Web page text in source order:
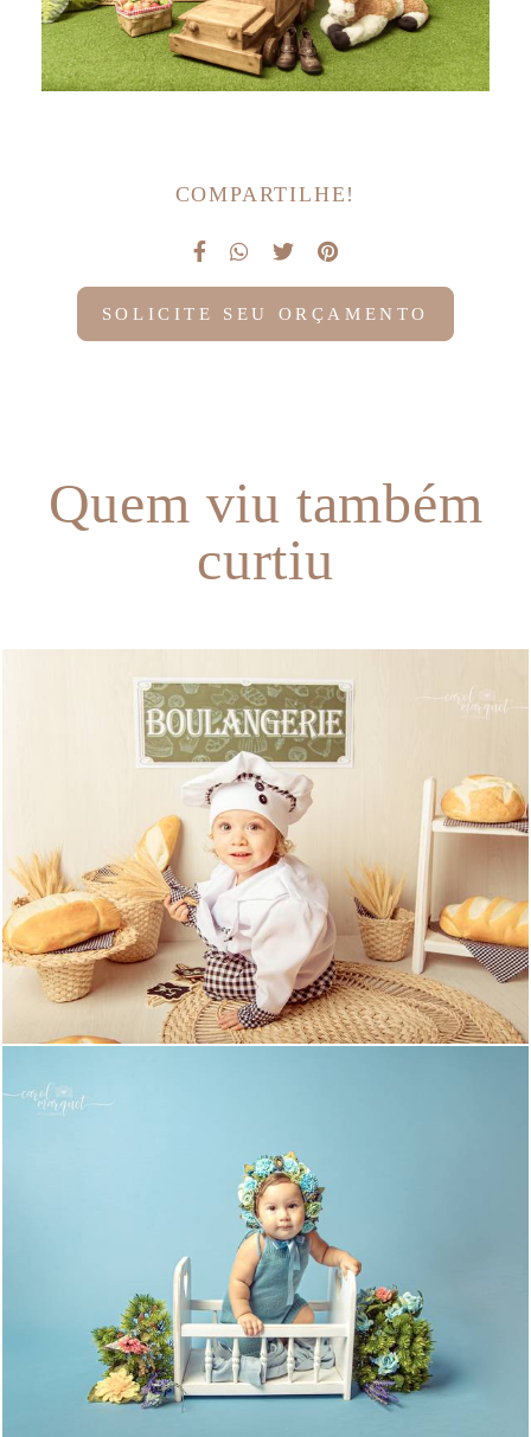
COMPARTILHE!
SOLICITE SEU ORÇAMENTO
Quem viu também
curtiu